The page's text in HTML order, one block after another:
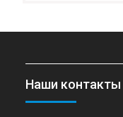
Наши контакты